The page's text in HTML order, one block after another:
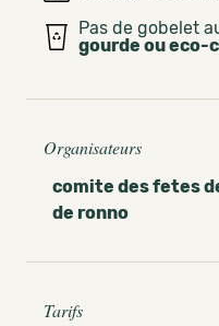
Pas de gobelet
gourde ou eco-
Organisateurs
comite des fetes
de ronno
Tarifs